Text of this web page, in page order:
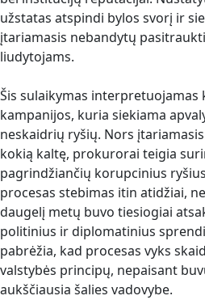
užstatas atspindi bylos svorį ir
įtariamasis nebandytų
liudytojams.
Šis sulaikymas interpretuojamas
kampanijos, kuria siekiama
neskaidrių ryšių. Nors
kokią kaltę, prokurorai teigia
pagrindžiančių korupcinius
procesas stebimas itin atidžiai,
daugelį metų buvo tiesiogiai
politinius ir diplomatinius
pabrėžia, kad procesas vyks
valstybės principų, nepaisant
aukščiausia šalies vadovybe.